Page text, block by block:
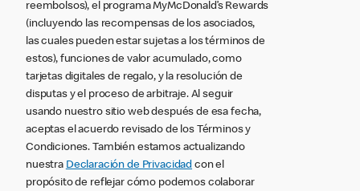
reembolsos), el programa MyMcDonald’s Rewards
(incluyendo las recompensas de los asociados,
las cuales pueden estar sujetas a los términos de
estos), funciones de valor acumulado, como
tarjetas digitales de regalo, y la resolución de
disputas y el proceso de arbitraje. Al seguir
usando nuestro sitio web después de esa fecha,
aceptas el acuerdo revisado de los Términos y
Condiciones. También estamos actualizando
nuestra Declaración de Privacidad con el
propósito de reflejar cómo podemos colaborar